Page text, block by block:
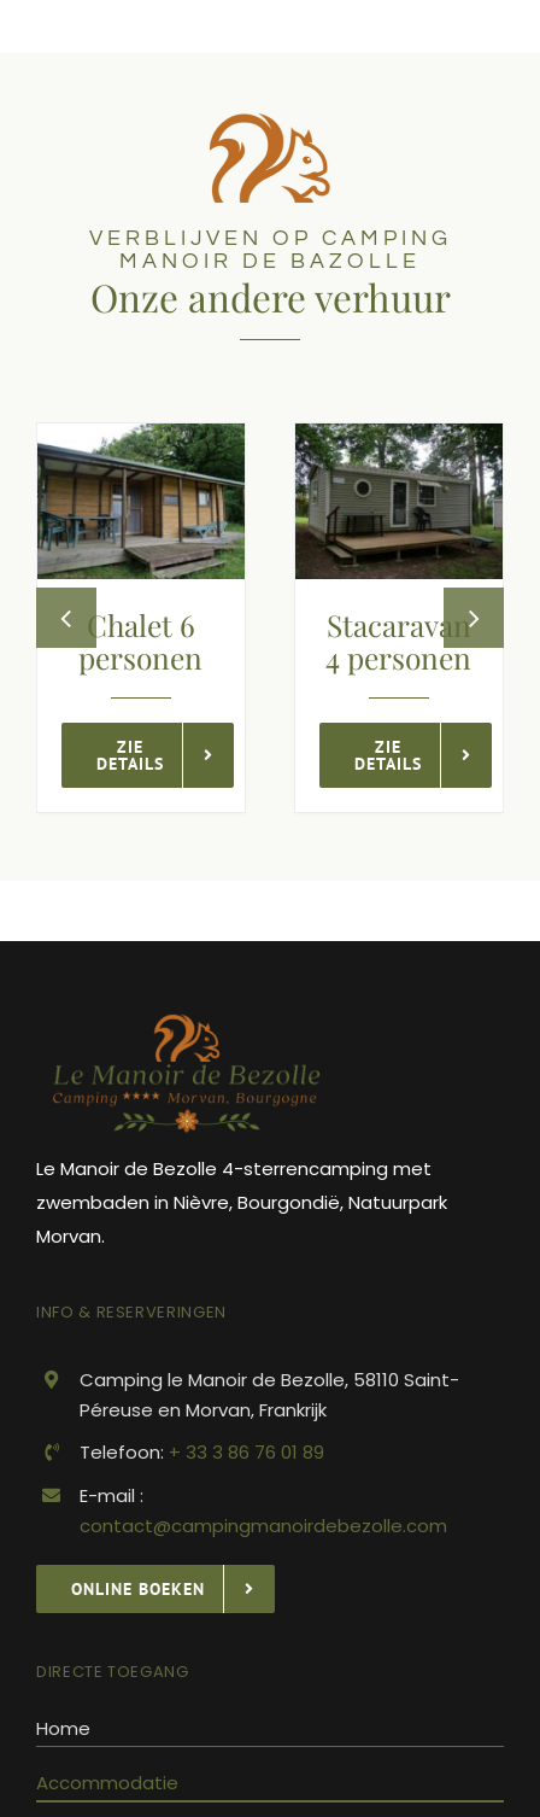
VERBLIJVEN OP CAMPING
MANOIR DE BAZOLLE
Onze andere verhuur
Rolstoelvriendelijke
Stacaravan 4
personen
Stacaravan
6 personen
ZIE
DETAILS
Le Manoir de Bezolle 4-sterrencamping met
zwembaden in Nièvre, Bourgondië, Natuurpark
Camping le Manoir de Bezolle, 58110 Saint-
Péreuse en Morvan, Frankrijk
Telefoon:
E-mail :